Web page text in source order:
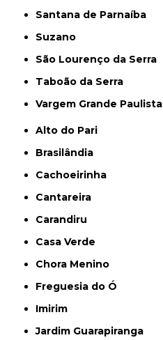
Santana de Parnaíba
Suzano
São Lourenço da Serra
Taboão da Serra
Vargem Grande Paulista
Alto do Pari
Brasilândia
Cachoeirinha
Cantareira
Carandiru
Casa Verde
Chora Menino
Freguesia do Ó
Imirim
Jardim Guarapiranga